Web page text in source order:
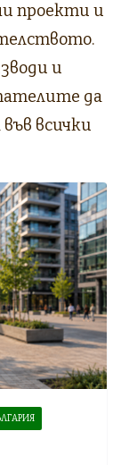
проекти и
и
да
всички